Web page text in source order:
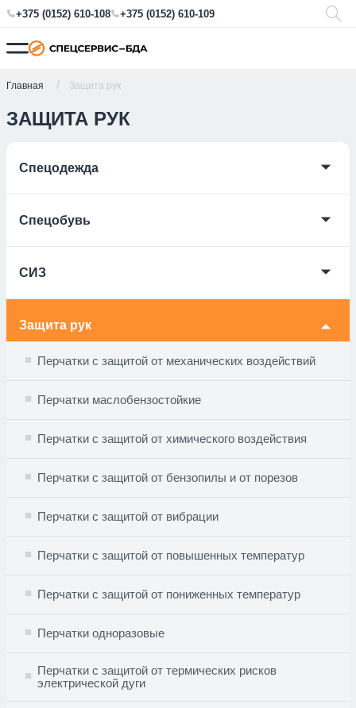
+375 (0152) 610-108 +375 (0152) 610-109
Главная Защита рук
ЗАЩИТА РУК
Спецодежда 🞃
Спецобувь 🞃
СИЗ 🞃
Защита рук
Перчатки с защитой от механических воздействий
Перчатки маслобензостойкие
Перчатки с защитой от химического воздействия
Перчатки с защитой от бензопилы и от порезов
Перчатки с защитой от вибрации
Перчатки с защитой от повышенных температур
Перчатки с защитой от пониженных температур
Перчатки одноразовые
Перчатки с защитой от термических рисков
электрической дуги
🞃